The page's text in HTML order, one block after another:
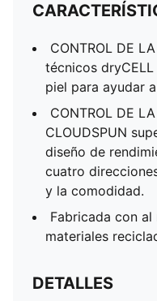
CONTROL DE
técnicos
piel para ayudar
CONTROL DE
CLOUDSPUN
diseño de
cuatro
y la comodidad.
Fabricada con al
materiales
DETALLES